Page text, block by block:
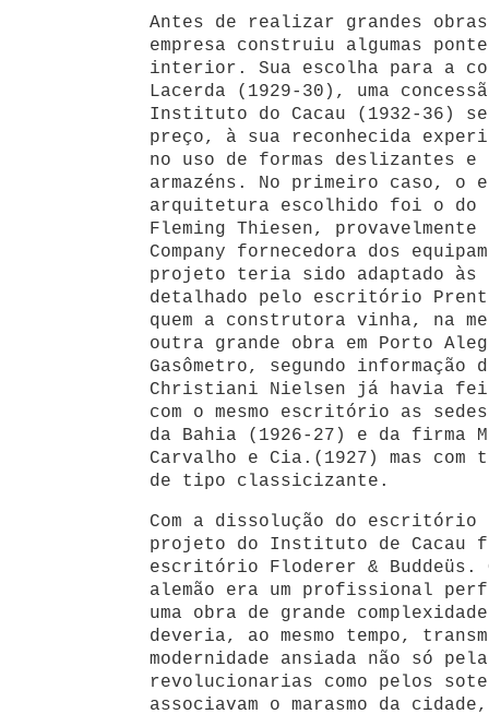
Antes de realizar grandes
empresa construiu algumas
interior. Sua escolha para a
Lacerda (1929-30), uma
Instituto do Cacau (1932-36) se
preço, à sua reconhecida
no uso de formas deslizantes
armazéns. No primeiro caso, o
arquitetura escolhido foi o do
Fleming Thiesen,
Company fornecedora dos
projeto teria sido adaptado às
detalhado pelo escritório
quem a construtora vinha, na
outra grande obra em Porto
Gasômetro, segundo informação
Christiani Nielsen já havia
com o mesmo escritório as sedes
da Bahia (1926-27) e da firma
Carvalho e Cia.(1927) mas
de tipo classicizante.
Com a dissolução do
projeto do Instituto de Cacau
escritório Floderer & Buddeüs.
alemão era um profissional
uma obra de grande
deveria, ao mesmo tempo,
modernidade ansiada não só
revolucionarias como pelos
associavam o marasmo da